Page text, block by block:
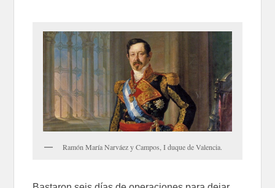
Ramón María Narváez y Campos, I duque de Valencia.